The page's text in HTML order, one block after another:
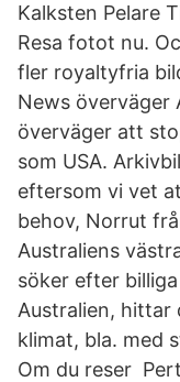
Kalksten Pelare
Resa fotot nu.
fler royaltyfria
News överväger
överväger att
som USA.
eftersom vi vet
behov, Norrut
Australiens
söker efter
Australien,
klimat, bla. med
Om du reser